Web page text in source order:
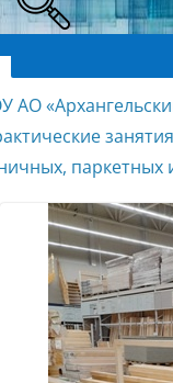
АО
паркетных